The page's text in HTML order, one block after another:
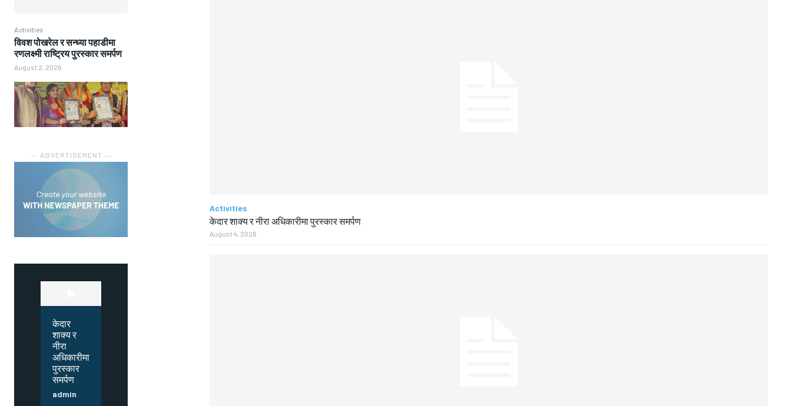
Activities
विवश पोखरेल र सन्ध्या पहाडीमा
रणलक्ष्मी राष्ट्रिय पुरस्कार समर्पण
August 2, 2026
― ADVERTISEMENT ―
केदार
शाक्य र
नीरा
अधिकारीमा
पुरस्कार
समर्पण
admin
Activities
केदार शाक्य र नीरा अधिकारीमा पुरस्कार समर्पण
August 4, 2026